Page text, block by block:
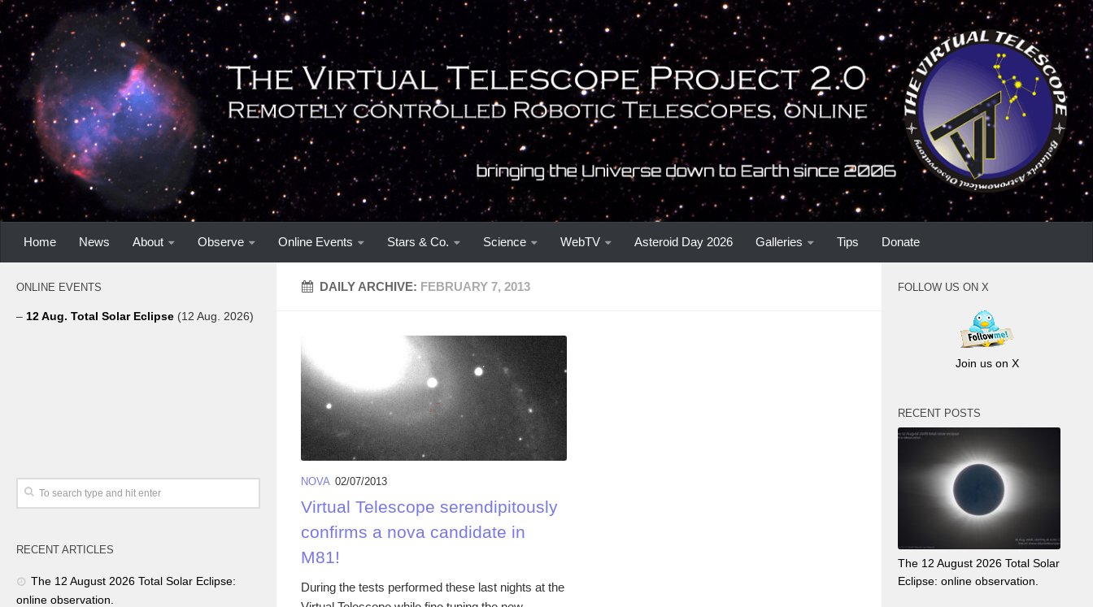
Home News About Observe Online Events Stars & Co. Science WebTV Asteroid Day 2026 Galleries Tips Donate
DAILY ARCHIVE: FEBRUARY 7, 2013
NOVA 02/07/2013
Virtual Telescope serendipitously
confirms a nova candidate in
M81!
During the tests performed these last nights at the
ONLINE EVENTS
– 12 Aug. Total Solar Eclipse (12 Aug. 2026)
RECENT ARTICLES
The 12 August 2026 Total Solar Eclipse:
online observation.
FOLLOW US ON X
Join us on X
RECENT POSTS
The 12 August 2026 Total Solar
Eclipse: online observation.